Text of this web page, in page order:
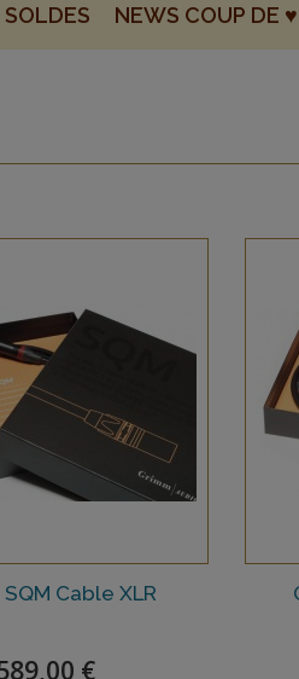
SOLDES NEWS COUP DE ♥
SQM Cable XLR
€